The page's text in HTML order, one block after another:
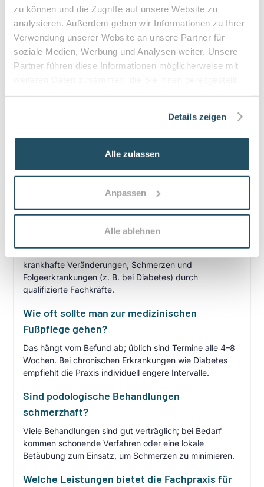
zu können und die Zugriffe auf unsere Website zu
analysieren. Außerdem geben wir Informationen zu Ihrer
Verwendung unserer Website an unsere Partner für
soziale Medien, Werbung und Analysen weiter. Unsere
Partner führen diese Informationen möglicherweise mit
Details zeigen
Alle zulassen
Anpassen
Alle ablehnen
Querschnittslähmung
Zuzahlung & Kosten:
Was ist der Unterschied zwischen
krankhafte Veränderungen, Schmerzen und
Folgeerkrankungen (z. B. bei Diabetes) durch
qualifizierte Fachkräfte.
Wie oft sollte man zur medizinischen
Fußpflege gehen?
Das hängt vom Befund ab; üblich sind Termine alle 4–8
Wochen. Bei chronischen Erkrankungen wie Diabetes
empfiehlt die Praxis individuell engere Intervalle.
Sind podologische Behandlungen
schmerzhaft?
Viele Behandlungen sind gut verträglich; bei Bedarf
kommen schonende Verfahren oder eine lokale
Betäubung zum Einsatz, um Schmerzen zu minimieren.
Welche Leistungen bietet die Fachpraxis für